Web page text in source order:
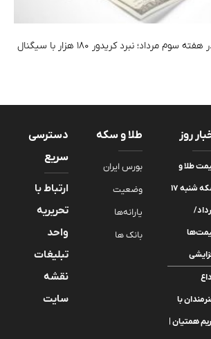
پیش‌بینی قیمت دلار در هفته سوم مرداد؛ نبرد کریدور ۱۸۰ هزار با سیگنال
روز
طلا و
سکه شنبه ۱۷
با
همتیان |
طلا و سکه
بورس ایران
وضعیت
یارانه‌ها
بانک ها
دسترسی
سریع
ارتباط با
تحریریه
واحد
تبلیغات
نقشه
سایت